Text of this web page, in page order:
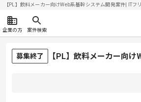
【PL】飲料メーカー向けWeb系基幹システム開発案件| IT
企業の方 案件検索
募集終了 【PL】飲料メーカー向